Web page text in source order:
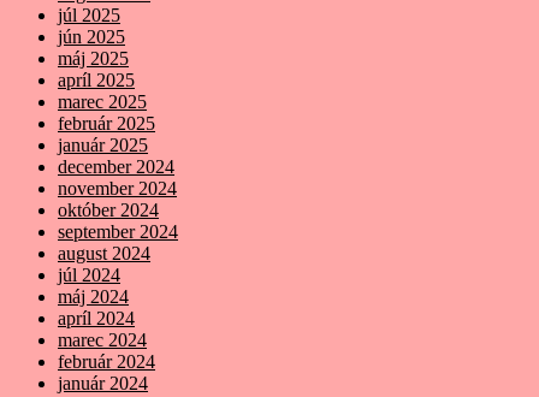
júl 2025
jún 2025
máj 2025
apríl 2025
marec 2025
február 2025
január 2025
december 2024
november 2024
október 2024
september 2024
august 2024
júl 2024
máj 2024
apríl 2024
marec 2024
február 2024
január 2024